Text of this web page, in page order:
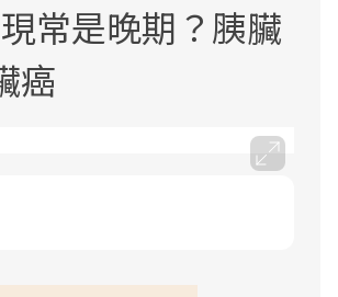
常是晚期？胰臟
癌
健康照護」的新時代。隨著國家
的推進，「預防醫學」已成全民
生活」，從講座、體驗到運動，
過醫學觀點與日常感受的對話，
動。